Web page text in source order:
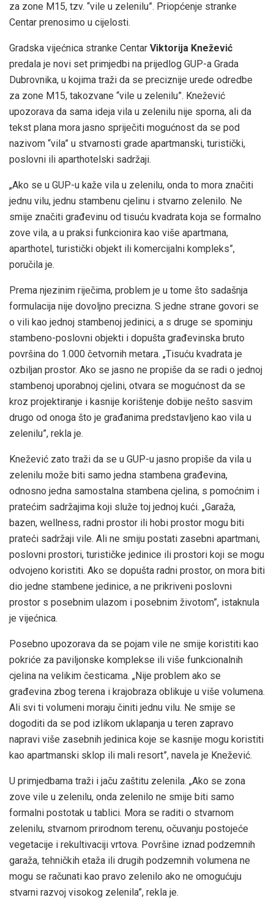
za zone M15, tzv. “vile u zelenilu”. Priopćenje stranke
Centar prenosimo u cijelosti.
Gradska vijećnica stranke Centar Viktorija Knežević
predala je novi set primjedbi na prijedlog GUP-a Grada
Dubrovnika, u kojima traži da se preciznije urede odredbe
za zone M15, takozvane “vile u zelenilu”. Knežević
upozorava da sama ideja vila u zelenilu nije sporna, ali da
tekst plana mora jasno spriječiti mogućnost da se pod
nazivom “vila” u stvarnosti grade apartmanski, turistički,
poslovni ili aparthotelski sadržaji.
„Ako se u GUP-u kaže vila u zelenilu, onda to mora značiti
jednu vilu, jednu stambenu cjelinu i stvarno zelenilo. Ne
smije značiti građevinu od tisuću kvadrata koja se formalno
zove vila, a u praksi funkcionira kao više apartmana,
aparthotel, turistički objekt ili komercijalni kompleks”,
poručila je.
Prema njezinim riječima, problem je u tome što sadašnja
formulacija nije dovoljno precizna. S jedne strane govori se
o vili kao jednoj stambenoj jedinici, a s druge se spominju
stambeno-poslovni objekti i dopušta građevinska bruto
površina do 1.000 četvornih metara. „Tisuću kvadrata je
ozbiljan prostor. Ako se jasno ne propiše da se radi o jednoj
stambenoj uporabnoj cjelini, otvara se mogućnost da se
kroz projektiranje i kasnije korištenje dobije nešto sasvim
drugo od onoga što je građanima predstavljeno kao vila u
zelenilu”, rekla je.
Knežević zato traži da se u GUP-u jasno propiše da vila u
zelenilu može biti samo jedna stambena građevina,
odnosno jedna samostalna stambena cjelina, s pomoćnim i
pratećim sadržajima koji služe toj jednoj kući. „Garaža,
bazen, wellness, radni prostor ili hobi prostor mogu biti
prateći sadržaji vile. Ali ne smiju postati zasebni apartmani,
poslovni prostori, turističke jedinice ili prostori koji se mogu
odvojeno koristiti. Ako se dopušta radni prostor, on mora biti
dio jedne stambene jedinice, a ne prikriveni poslovni
prostor s posebnim ulazom i posebnim životom”, istaknula
je vijećnica.
Posebno upozorava da se pojam vile ne smije koristiti kao
pokriće za paviljonske komplekse ili više funkcionalnih
cjelina na velikim česticama. „Nije problem ako se
građevina zbog terena i krajobraza oblikuje u više volumena.
Ali svi ti volumeni moraju činiti jednu vilu. Ne smije se
dogoditi da se pod izlikom uklapanja u teren zapravo
napravi više zasebnih jedinica koje se kasnije mogu koristiti
kao apartmanski sklop ili mali resort”, navela je Knežević.
U primjedbama traži i jaču zaštitu zelenila. „Ako se zona
zove vile u zelenilu, onda zelenilo ne smije biti samo
formalni postotak u tablici. Mora se raditi o stvarnom
zelenilu, stvarnom prirodnom terenu, očuvanju postojeće
vegetacije i rekultivaciji vrtova. Površine iznad podzemnih
garaža, tehničkih etaža ili drugih podzemnih volumena ne
mogu se računati kao pravo zelenilo ako ne omogućuju
stvarni razvoj visokog zelenila”, rekla je.